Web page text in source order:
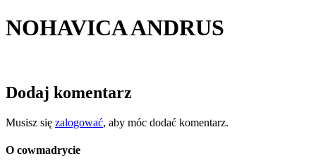
NOHAVICA ANDRUS
Dodaj komentarz
Musisz się zalogować, aby móc dodać komentarz.
O cowmadrycie